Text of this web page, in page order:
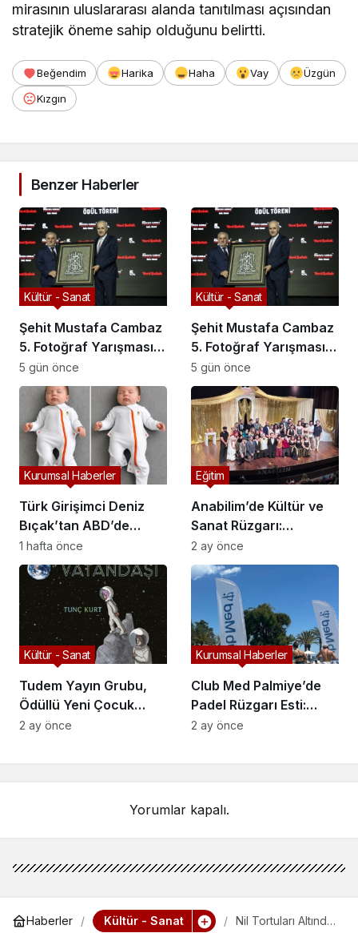
mirasının uluslararası alanda tanıtılması açısından
stratejik öneme sahip olduğunu belirtti.
Beğendim Harika Haha Vay
Üzgün
Kızgın
Benzer Haberler
Şehit Mustafa Cambaz
5. Fotoğraf Yarışması
Ödülleri Demokrasi ve
Özgürlükler Adası’nda
Sahiplerini Buldu
Kültür - Sanat
5 gün önce
Şehit Mustafa Cambaz
5. Fotoğraf Yarışması
Ödülleri Demokrasi ve
Özgürlükler Adası’nda
Sahiplerini Buldu
Kültür - Sanat
5 gün önce
Türk Girişimci Deniz
Bıçak’tan ABD’de
Bebek Güvenli
Uykusuna Yenilikçi
Dokunuş
Kurumsal Haberler
1 hafta önce
Anabilim’de Kültür ve
Sanat Rüzgarı:
Muhteşem Final
Gecesi!
Eğitim
2 ay önce
Tudem Yayın Grubu,
Ödüllü Yeni Çocuk
Romanlarını Okurlarla
Kültür - Sanat
2 ay önce
Club Med Palmiye’de
Padel Rüzgarı Esti:
Spor, Sosyete ve Lüks
Kurumsal Haberler
2 ay önce
Yorumlar kapalı.
Haberler Kültür - Sanat
Nil Tortuları Altında